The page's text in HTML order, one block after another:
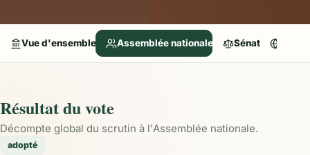
Vue d'ensemble Assemblée nationale Sénat
Résultat du vote
Décompte global du scrutin à l'Assemblée nationale.
adopté